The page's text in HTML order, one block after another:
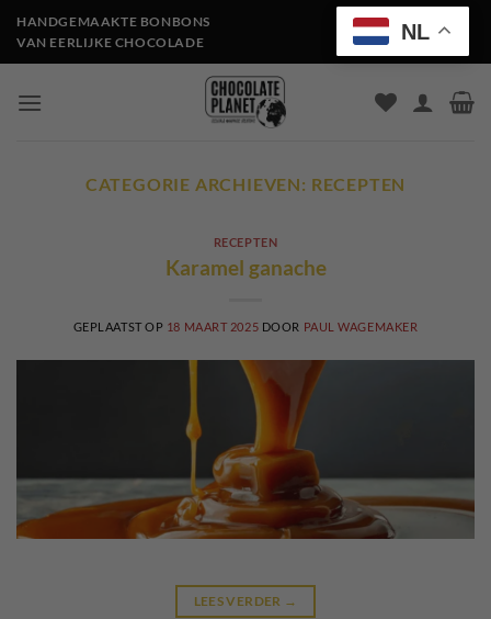
Ga
naar
inhoud
HANDGEMAAKTE BONBONS
VAN EERLIJKE CHOCOLADE
CATEGORIE ARCHIEVEN: RECEPTEN
RECEPTEN
Karamel ganache
GEPLAATST OP 18 MAART 2025 DOOR PAUL WAGEMAKER
LEES VERDER →
NL